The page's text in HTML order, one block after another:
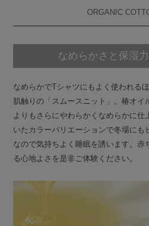
ORGANIC
なめらかさと保湿
なめらかでTシャツにもよく使われる
肌触りの「スムースニット」。椿オイ
よりもさらにやわらかくなめらかに仕
いたカラーバリエーションで冬場にも
なので気持ちよく睡眠を誘います。赤
る心地よさを是非ご体験ください。